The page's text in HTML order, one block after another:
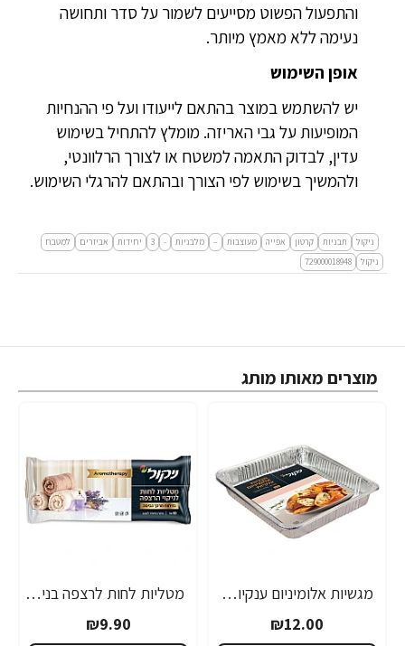
והתפעול הפשוט מסייעים לשמור על סדר ותחושה
נעימה ללא מאמץ מיותר.
אופן השימוש
יש להשתמש במוצר בהתאם לייעודו ועל פי ההנחיות
המופיעות על גבי האריזה. מומלץ להתחיל בשימוש
עדין, לבדוק התאמה למשטח או לצורך הרלוונטי,
ולהמשיך בשימוש לפי הצורך ובהתאם להרגלי השימוש.
ניקול תבניות קרטון אפייה מעוצבות – מלבניות -
3 יחידות אביזרים
למטבח
ניקול
729000018948
מוצרים מאותו מותג
מגשיות אלומיניום ענקיות - 2 יחידות
₪12.00
מטליות לחות לרצפה בניחוח מרכך כביסה ארומתרפיה 10 יחידות
₪9.90